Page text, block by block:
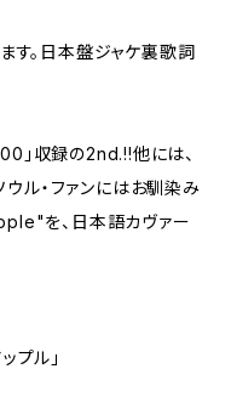
す。日本盤ジャケ裏歌詞
」収録の2nd.!!他には、
ウル・ファンにはお馴染み
を、日本語カヴァー
プル」